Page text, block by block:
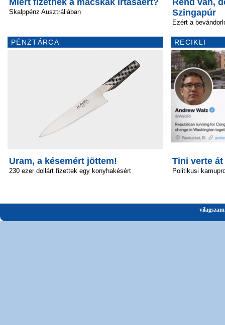
Skalppénz Ausztráliában
PÉNZTÁRCA
Uram, a késemért jöttem!
230 ezer dollárt fizettek egy konyhakésért
Szingapúr
Ezért a
RECIKLI
Tini verte
Politikusi